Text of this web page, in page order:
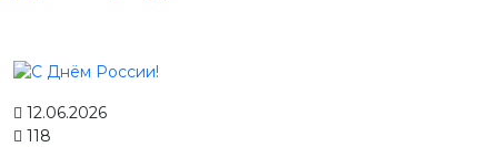
12.06.2026
118